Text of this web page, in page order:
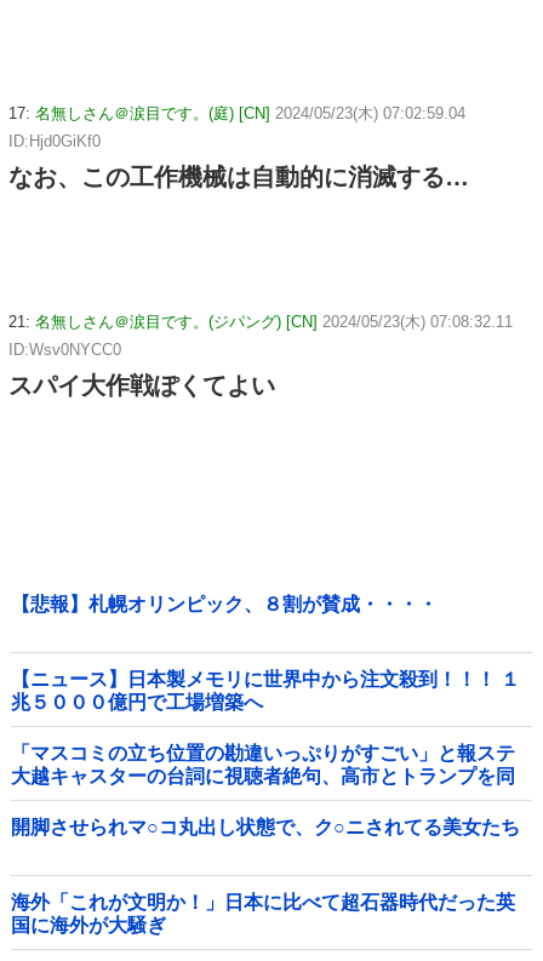
17: 名無しさん＠涙目です。(庭) [CN] 2024/05/23(木) 07:02:59.04
ID:Hjd0GiKf0
なお、この工作機械は自動的に消滅する…
21: 名無しさん＠涙目です。(ジパング) [CN] 2024/05/23(木) 07:08:32.11
ID:Wsv0NYCC0
スパイ大作戦ぽくてよい
【悲報】札幌オリンピック、８割が賛成・・・・
【ニュース】日本製メモリに世界中から注文殺到！！！ １
兆５０００億円で工場増築へ
「マスコミの立ち位置の勘違いっぷりがすごい」と報ステ
大越キャスターの台詞に視聴者絶句、高市とトランプを同
列視させようという思惑がひしひしと他
開脚させられマ○コ丸出し状態で、ク○ニされてる美女たち
海外「これが文明か！」日本に比べて超石器時代だった英
国に海外が大騒ぎ